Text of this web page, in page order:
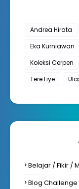
Andrea Hirata
Eka Kurniawan
Koleksi Cerpen
Tere Liye
Belajar / Fikir /
Blog Challenge